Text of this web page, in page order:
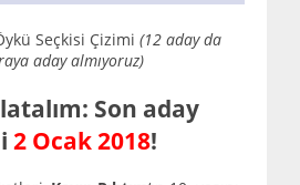
Seçkisi Çizimi (12 aday da
aday almıyoruz)
Son aday
2 Ocak 2018!